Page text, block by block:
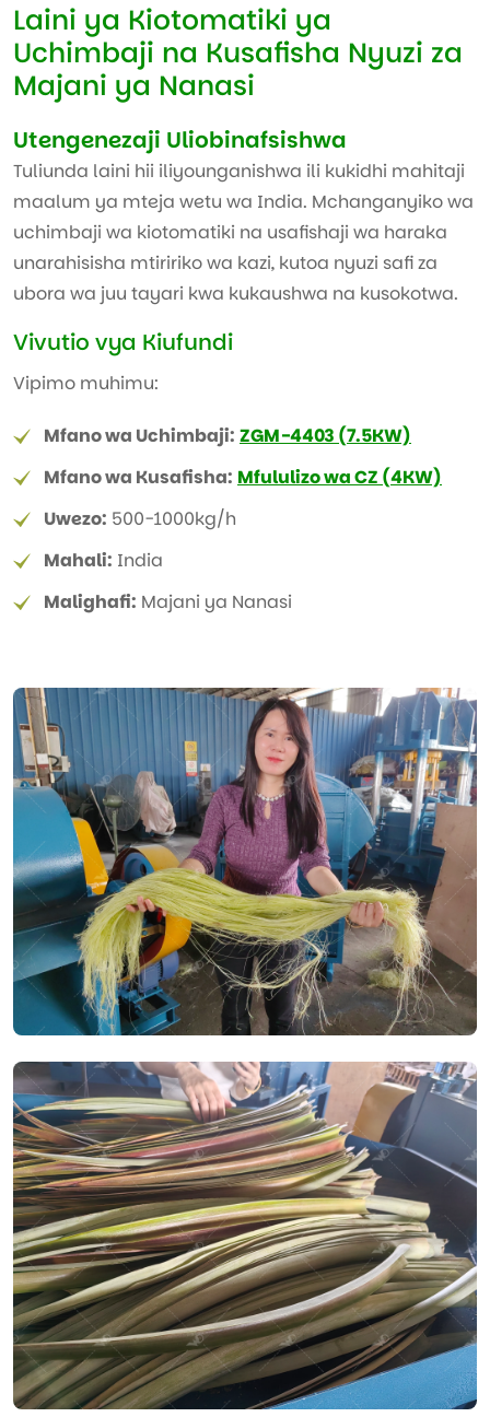
Laini ya Kiotomatiki ya
Uchimbaji na Kusafisha Nyuzi za
Majani ya Nanasi
Utengenezaji Uliobinafsishwa
Tuliunda laini hii iliyounganishwa ili kukidhi mahitaji
maalum ya mteja wetu wa India. Mchanganyiko wa
uchimbaji wa kiotomatiki na usafishaji wa haraka
unarahisisha mtiririko wa kazi, kutoa nyuzi safi za
ubora wa juu tayari kwa kukaushwa na kusokotwa.
Vivutio vya Kiufundi
Vipimo muhimu:
Mfano wa Uchimbaji: ZGM-4403 (7.5KW)
Mfano wa Kusafisha: Mfululizo wa CZ (4KW)
Uwezo: 500-1000kg/h
Mahali: India
Malighafi: Majani ya Nanasi